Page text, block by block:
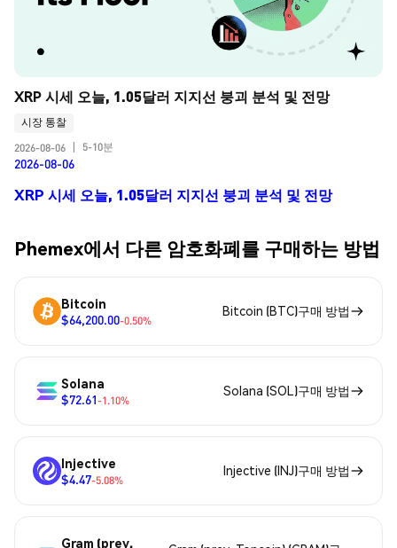
XRP 시세 오늘, 1.05달러 지지선 붕괴 분석 및 전망
시장 통찰
2026-08-06
5-10분
2026-08-06
XRP 시세 오늘, 1.05달러 지지선 붕괴 분석 및 전망
Phemex에서 다른 암호화폐를 구매하는 방법
Bitcoin
$64,200.00-0.50%
Bitcoin (BTC)구매 방법
Solana
$72.61-1.10%
Solana (SOL)구매 방법
Injective
$4.47-5.08%
Injective (INJ)구매 방법
Gram (prev.